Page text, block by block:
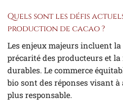
Quels sont les défis
production de cacao ?
Les enjeux majeurs incluent
précarité des producteurs et
durables. Le commerce
bio sont des réponses visant
plus responsable.